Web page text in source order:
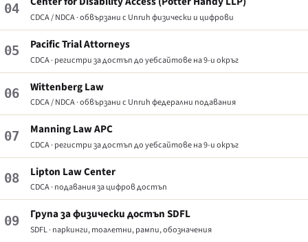
04
CDCA / NDCA · обвързани с Unruh физически и цифрови
05 Pacific Trial Attorneys
CDCA · регистри за достъп до уебсайтове на 9-и окръг
06 Wittenberg Law
CDCA / NDCA · обвързани с Unruh федерални подавания
07 Manning Law APC
CDCA · регистри за достъп до уебсайтове на 9-и окръг
08 Lipton Law Center
CDCA · подавания за цифров достъп
09 Група за физически достъп SDFL
SDFL · паркинги, тоалетни, рампи, обозначения